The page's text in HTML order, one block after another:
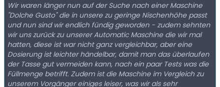
Wir waren länger nun auf der Suche nach einer Maschine
"Dolche Gusto" die in unsere zu geringe Nischenhöhe passt
und nun sind wir endlich fündig geworden - zudem sehnten
wir uns zurück zu unserer Automatic Maschine die wir mal
hatten, diese ist war nicht ganz vergleichbar, aber eine
Dosierung ist leichter händelbar, damit man das überlaufen
der Tasse gut vermeiden kann, nach ein paar Tests was die
Füllmenge betrifft. Zudem ist die Maschine im Vergleich zu
unserem Vorgänger einiges leiser, was wir als sehr